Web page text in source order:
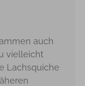
auch
vielleicht
Lachsquiche